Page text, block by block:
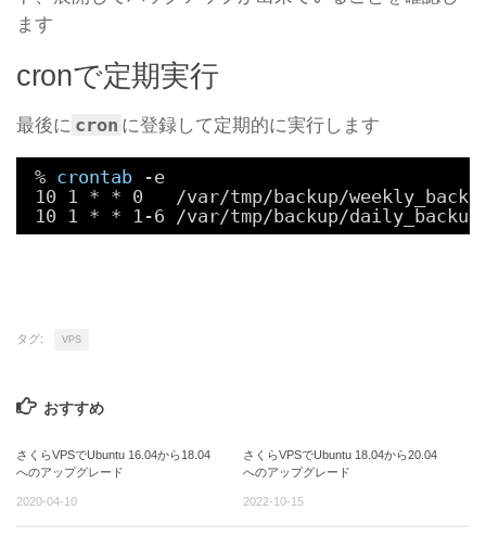
ます
cronで定期実行
最後に cron に登録して定期的に実行します
% crontab
-e
10 1 * * 0
/var/tmp/backup/
10 1 * * 1-6
/var/tmp/backup/daily_backup
タグ: VPS
おすすめ
さくらVPSでUbuntu 16.04から18.04
へのアップグレード
2020-04-10
さくらVPSでUbuntu 18.04から20.04
へのアップグレード
2022-10-15